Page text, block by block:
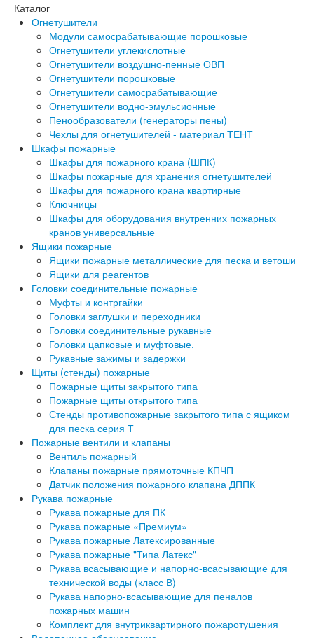
Каталог
Огнетушители
Модули самосрабатывающие порошковые
Огнетушители углекислотные
Огнетушители воздушно-пенные ОВП
Огнетушители порошковые
Огнетушители самосрабатывающие
Огнетушители водно-эмульсионные
Пенообразователи (генераторы пены)
Чехлы для огнетушителей - материал ТЕНТ
Шкафы пожарные
Шкафы для пожарного крана (ШПК)
Шкафы пожарные для хранения огнетушителей
Шкафы для пожарного крана квартирные
Ключницы
Шкафы для оборудования внутренних пожарных
кранов универсальные
Ящики пожарные
Ящики пожарные металлические для песка и ветоши
Ящики для реагентов
Головки соединительные пожарные
Муфты и контргайки
Головки заглушки и переходники
Головки соединительные рукавные
Головки цапковые и муфтовые.
Рукавные зажимы и задержки
Щиты (стенды) пожарные
Пожарные щиты закрытого типа
Пожарные щиты открытого типа
Стенды противопожарные закрытого типа с ящиком
для песка серия Т
Пожарные вентили и клапаны
Вентиль пожарный
Клапаны пожарные прямоточные КПЧП
Датчик положения пожарного клапана ДППК
Рукава пожарные
Рукава пожарные для ПК
Рукава пожарные «Премиум»
Рукава пожарные Латексированные
Рукава пожарные "Типа Латекс"
Рукава всасывающие и напорно-всасывающие для
технической воды (класс В)
Рукава напорно-всасывающие для пеналов
пожарных машин
Комплект для внутриквартирного пожаротушения